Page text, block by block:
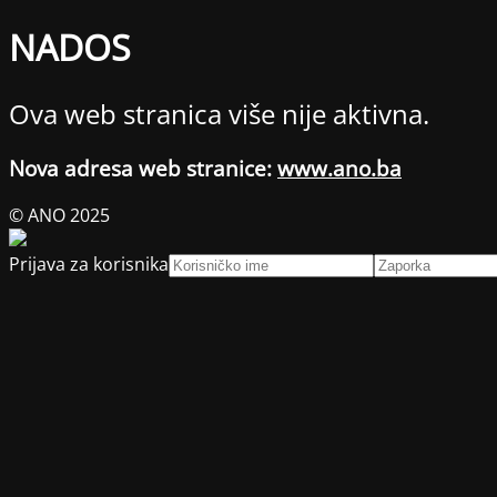
NADOS
Ova web stranica više nije aktivna.
Nova adresa web stranice: www.ano.ba
© ANO 2025
Prijava za korisnika